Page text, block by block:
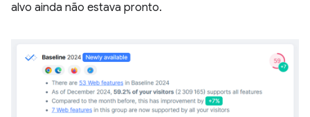
alvo ainda não estava pronto.